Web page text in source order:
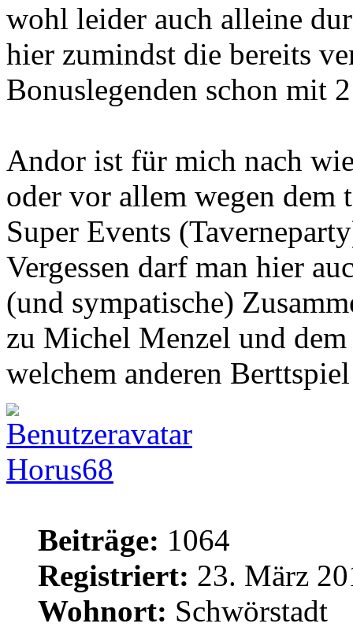
wohl leider auch alleine
hier zumindst die bereits
Bonuslegenden schon mit
Andor ist für mich nach
oder vor allem wegen dem
Super Events
Vergessen darf man hier
(und sympatische)
zu Michel Menzel und
welchem anderen
Horus68
Beiträge: 1064
Registriert: 23. März
Wohnort: Schwörstadt